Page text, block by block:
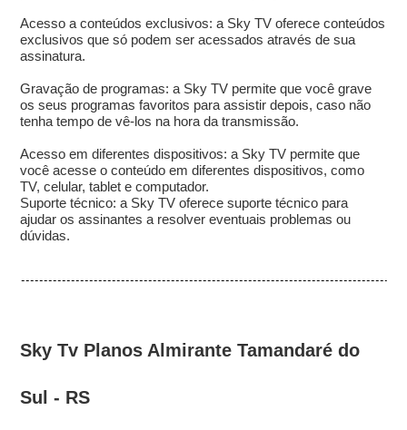
Acesso a conteúdos exclusivos: a Sky TV oferece conteúdos
exclusivos que só podem ser acessados através de sua
assinatura.
Gravação de programas: a Sky TV permite que você grave
os seus programas favoritos para assistir depois, caso não
tenha tempo de vê-los na hora da transmissão.
Acesso em diferentes dispositivos: a Sky TV permite que
você acesse o conteúdo em diferentes dispositivos, como
TV, celular, tablet e computador.
Suporte técnico: a Sky TV oferece suporte técnico para
ajudar os assinantes a resolver eventuais problemas ou
dúvidas.
Sky Tv Planos Almirante Tamandaré do
Sul - RS